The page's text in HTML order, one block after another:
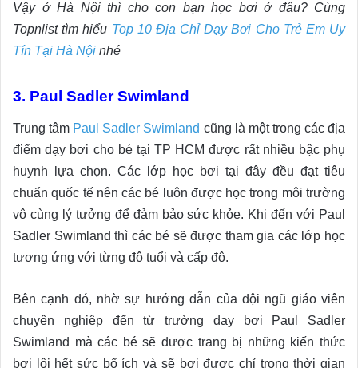
Vậy ở Hà Nội thì cho con bạn học bơi ở đâu? Cùng
Topnlist tìm hiểu Top 10 Địa Chỉ Dạy Bơi Cho Trẻ Em Uy
Tín Tại Hà Nội nhé
3. Paul Sadler Swimland
Trung tâm Paul Sadler Swimland cũng là một trong các địa
điểm dạy bơi cho bé tại TP HCM được rất nhiều bậc phụ
huynh lựa chọn. Các lớp học bơi tại đây đều đạt tiêu
chuẩn quốc tế nên các bé luôn được học trong môi trường
vô cùng lý tưởng để đảm bảo sức khỏe. Khi đến với Paul
Sadler Swimland thì các bé sẽ được tham gia các lớp học
tương ứng với từng độ tuổi và cấp độ.
Bên cạnh đó, nhờ sự hướng dẫn của đội ngũ giáo viên
chuyên nghiệp đến từ trường dạy bơi Paul Sadler
Swimland mà các bé sẽ được trang bị những kiến thức
bơi lội hết sức bổ ích và sẽ bơi được chỉ trong thời gian